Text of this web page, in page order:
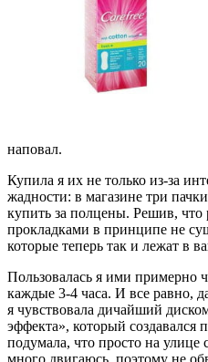
наповал.
Купила я их не только из-за
жадности: в магазине три
купить за полцены. Решив,
прокладками в принципе не
которые теперь так и лежат в
Пользовалась я ими примерно
каждые 3-4 часа. И все равно,
я чувствовала дичайший
эффекта», который
подумала, что просто на улице
много двигаюсь, поэтому не